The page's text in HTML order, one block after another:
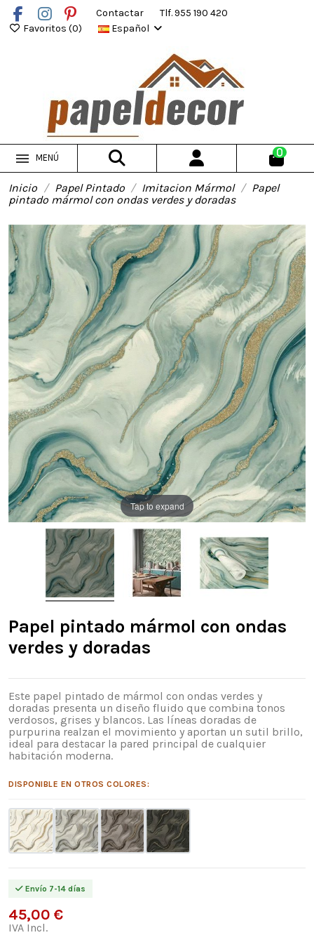
Contactar
Tlf. 955 190 420
Favoritos (0) Español
MENÚ 0
Inicio Papel Pintado Imitacion Mármol
Papel
pintado mármol con ondas verdes y doradas
Tap to expand
Papel pintado mármol con ondas
verdes y doradas
Este papel pintado de mármol con ondas verdes y
doradas presenta un diseño fluido que combina tonos
verdosos, grises y blancos. Las líneas doradas de
purpurina realzan el movimiento y aportan un sutil brillo,
ideal para destacar la pared principal de cualquier
habitación moderna.
DISPONIBLE EN OTROS COLORES:
Envío 7-14 días
45,00 €
IVA Incl.